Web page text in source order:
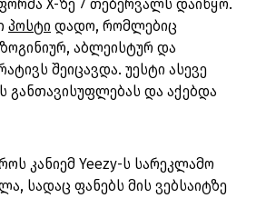
X-ზე 7 თებერვალს დაიწყო.
პოსტი დადო, რომლებიც
აბლეისტურ და
შეიცავდა. უესტი ასევე
განთავისუფლებას და აქებდა
კანიემ Yeezy-ს სარეკლამო
სადაც ფანებს მის ვებსაიტზე